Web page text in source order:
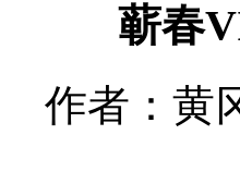
蕲春
作者：黄